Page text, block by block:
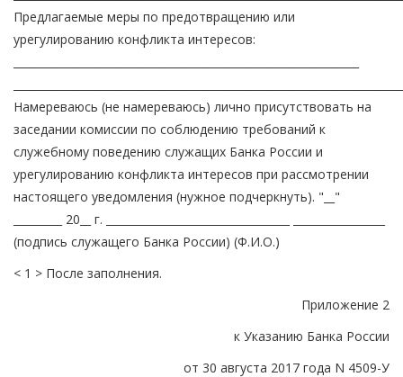
Предлагаемые меры по предотвращению или
урегулированию конфликта интересов:
Намереваюсь (не намереваюсь) лично присутствовать на
заседании комиссии по соблюдению требований к
служебному поведению служащих Банка России и
урегулированию конфликта интересов при рассмотрении
настоящего уведомления (нужное подчеркнуть). "__"
_________ 20__ г. __________________________________ _________________
(подпись служащего Банка России) (Ф.И.О.)
< 1 > После заполнения.
Приложение 2
к Указанию Банка России
от 30 августа 2017 года N 4509-У